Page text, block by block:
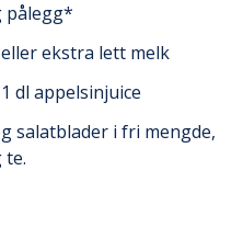
pålegg*
ekstra lett melk
dl appelsinjuice
salatblader i fri mengde,
te.